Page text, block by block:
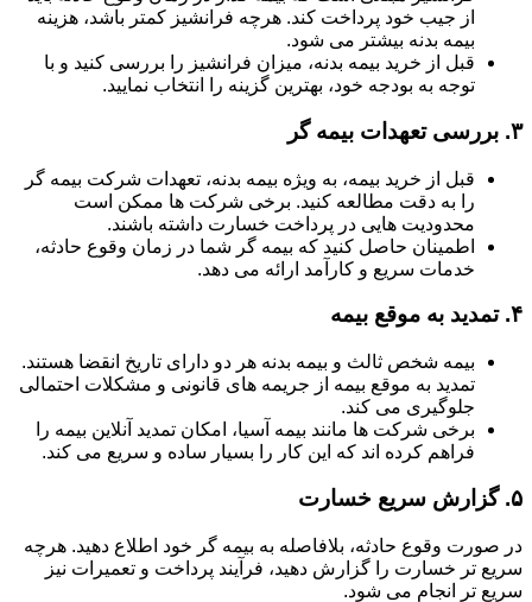
از جیب خود پرداخت کند. هرچه فرانشیز کمتر باشد، هزینه
بیمه بدنه بیشتر می شود.
قبل از خرید بیمه بدنه، میزان فرانشیز را بررسی کنید و با
توجه به بودجه خود، بهترین گزینه را انتخاب نمایید.
۳. بررسی تعهدات بیمه گر
قبل از خرید بیمه، به ویژه بیمه بدنه، تعهدات شرکت بیمه گر
را به دقت مطالعه کنید. برخی شرکت ها ممکن است
محدودیت هایی در پرداخت خسارت داشته باشند.
اطمینان حاصل کنید که بیمه گر شما در زمان وقوع حادثه،
خدمات سریع و کارآمد ارائه می دهد.
۴. تمدید به موقع بیمه
بیمه شخص ثالث و بیمه بدنه هر دو دارای تاریخ انقضا هستند.
تمدید به موقع بیمه از جریمه های قانونی و مشکلات احتمالی
جلوگیری می کند.
برخی شرکت ها مانند بیمه آسیا، امکان تمدید آنلاین بیمه را
فراهم کرده اند که این کار را بسیار ساده و سریع می کند.
۵. گزارش سریع خسارت
در صورت وقوع حادثه، بلافاصله به بیمه گر خود اطلاع دهید. هرچه
سریع تر خسارت را گزارش دهید، فرآیند پرداخت و تعمیرات نیز
سریع تر انجام می شود.